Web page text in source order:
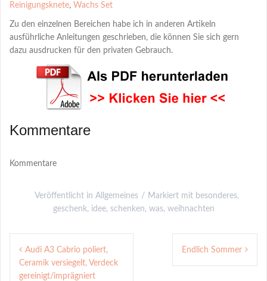
Reinigungsknete, Wachs Set
Zu den einzelnen Bereichen habe ich in anderen Artikeln
ausführliche Anleitungen geschrieben, die können Sie sich gern
dazu ausdrucken für den privaten Gebrauch.
Kommentare
Kommentare
Veröffentlicht in Allgemeines Markiert mit besonderes,
geschenk, idee, schenken, was, weihnachten
Post
navigation
Audi A3 Cabrio poliert,
Ceramik versiegelt, Verdeck
gereinigt/imprägniert
Endlich Sommer